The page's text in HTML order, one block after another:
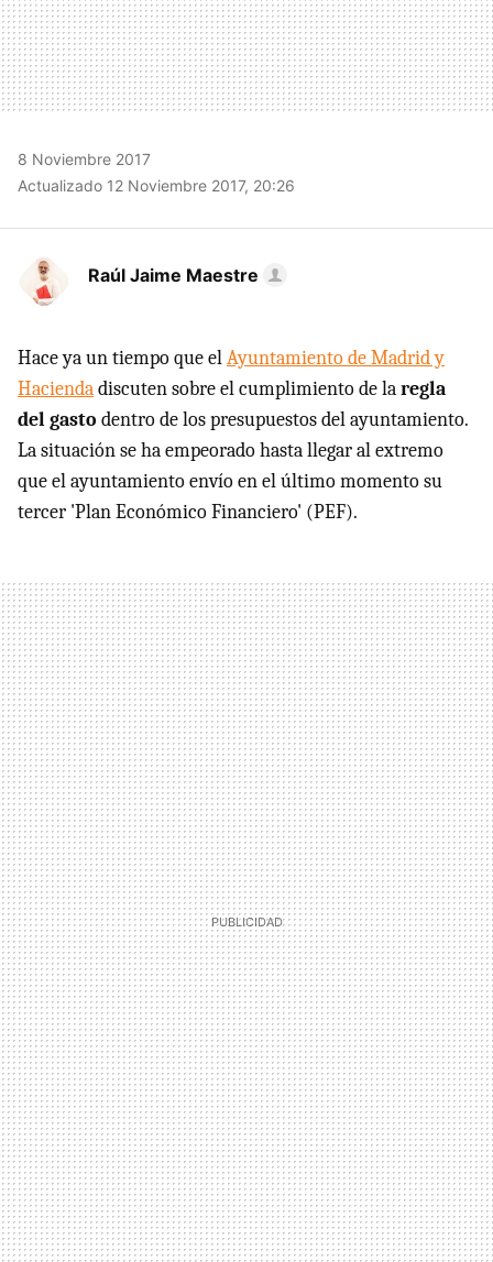
8 Noviembre 2017
Actualizado 12 Noviembre 2017, 20:26
Raúl Jaime Maestre
Hace ya un tiempo que elAyuntamiento de Madrid y
Haciendadiscuten sobre el cumplimiento de laregla
del gasto dentro de los presupuestos del ayuntamiento.
La situación se ha empeorado hasta llegar al extremo
que el ayuntamiento envío en el último momento su
tercer 'Plan Económico Financiero' (PEF).